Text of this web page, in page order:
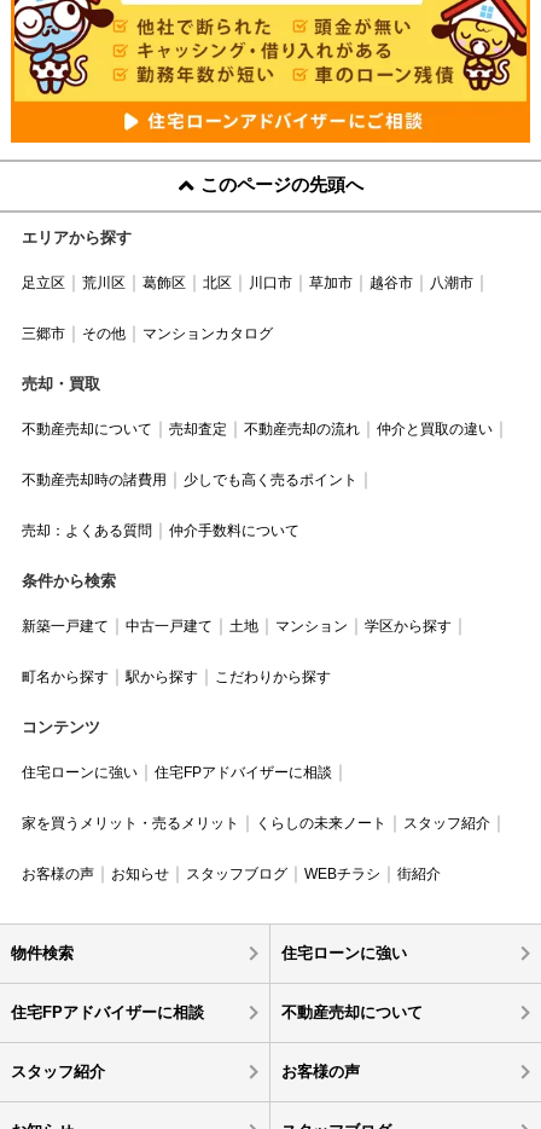
このページの先頭へ
エリアから探す
足立区 荒川区 葛飾区 北区 川口市 草加市 越谷市 八潮市
三郷市 その他 マンションカタログ
売却・買取
不動産売却について 売却査定 不動産売却の流れ 仲介と買取の違い
不動産売却時の諸費用 少しでも高く売るポイント
売却：よくある質問 仲介手数料について
条件から検索
新築一戸建て 中古一戸建て 土地 マンション 学区から探す
町名から探す 駅から探す こだわりから探す
コンテンツ
住宅ローンに強い 住宅FPアドバイザーに相談
家を買うメリット・売るメリット くらしの未来ノート スタッフ紹介
お客様の声 お知らせ スタッフブログ WEBチラシ 街紹介
物件検索 住宅ローンに強い
住宅FPアドバイザーに相談 不動産売却について
スタッフ紹介 お客様の声